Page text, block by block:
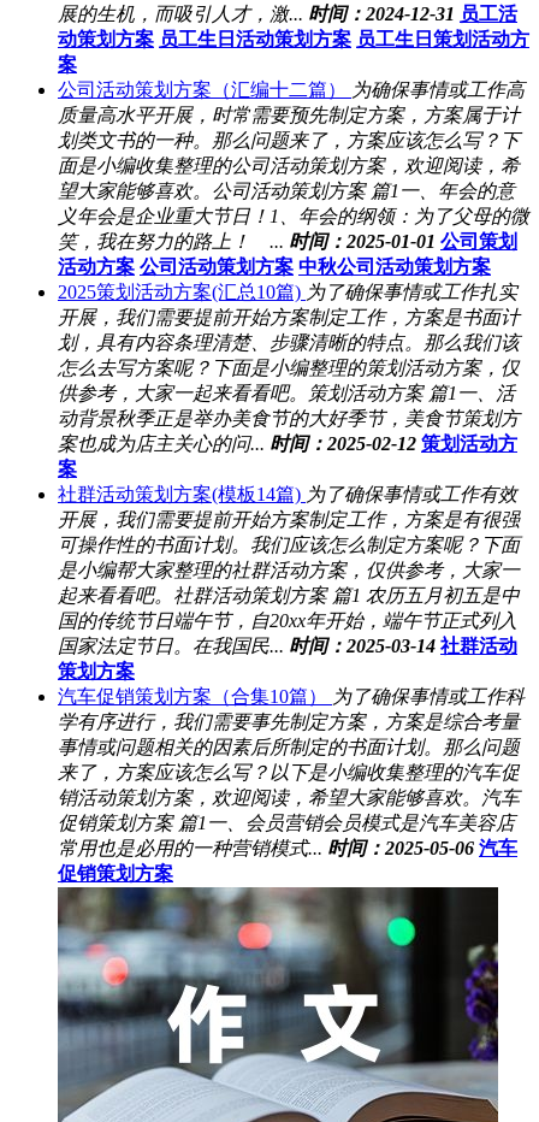
展的生机，而吸引人才，激... 时间：2024-12-31 员工活
动策划方案 员工生日活动策划方案 员工生日策划活动方
案
公司活动策划方案（汇编十二篇）
为确保事情或工作高
质量高水平开展，时常需要预先制定方案，方案属于计
划类文书的一种。那么问题来了，方案应该怎么写？下
面是小编收集整理的公司活动策划方案，欢迎阅读，希
望大家能够喜欢。公司活动策划方案 篇1一、年会的意
义年会是企业重大节日！1、年会的纲领：为了父母的微
笑，我在努力的路上！ ... 时间：2025-01-01 公司策划
活动方案 公司活动策划方案 中秋公司活动策划方案
2025策划活动方案(汇总10篇) 为了确保事情或工作扎实
开展，我们需要提前开始方案制定工作，方案是书面计
划，具有内容条理清楚、步骤清晰的特点。那么我们该
怎么去写方案呢？下面是小编整理的策划活动方案，仅
供参考，大家一起来看看吧。策划活动方案 篇1一、活
动背景秋季正是举办美食节的大好季节，美食节策划方
案也成为店主关心的问... 时间：2025-02-12 策划活动方
案
社群活动策划方案(模板14篇) 为了确保事情或工作有效
开展，我们需要提前开始方案制定工作，方案是有很强
可操作性的书面计划。我们应该怎么制定方案呢？下面
是小编帮大家整理的社群活动方案，仅供参考，大家一
起来看看吧。社群活动策划方案 篇1 农历五月初五是中
国的传统节日端午节，自20xx年开始，端午节正式列入
国家法定节日。在我国民... 时间：2025-03-14 社群活动
策划方案
汽车促销策划方案（合集10篇）
为了确保事情或工作科
学有序进行，我们需要事先制定方案，方案是综合考量
事情或问题相关的因素后所制定的书面计划。那么问题
来了，方案应该怎么写？以下是小编收集整理的汽车促
销活动策划方案，欢迎阅读，希望大家能够喜欢。汽车
促销策划方案 篇1一、会员营销会员模式是汽车美容店
常用也是必用的一种营销模式... 时间：2025-05-06 汽车
促销策划方案